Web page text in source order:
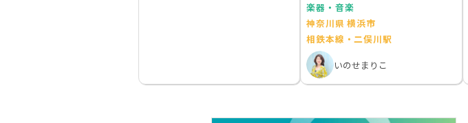
楽器・音楽
神奈川県 横浜市
相鉄本線・二俣川駅
いのせまりこ